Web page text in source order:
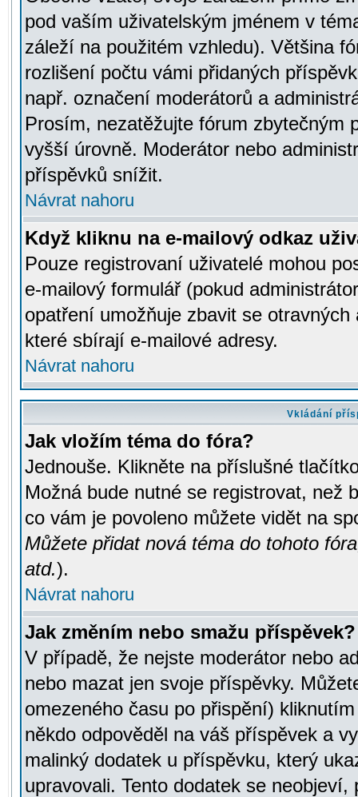
pod vaším uživatelským jménem v
záleží na použitém vzhledu). Většina
rozlišení počtu vámi přidaných
např. označení moderátorů a
Prosím, nezatěžujte fórum zbytečným
vyšší úrovně. Moderátor nebo
příspěvků snížit.
Návrat nahoru
Když kliknu na e-mailový odkaz
Pouze registrovaní uživatelé mohou
e-mailový formulář (pokud
opatření umožňuje zbavit se
které sbírají e-mailové adresy.
Návrat nahoru
Vkládání
Jak vložím téma do fóra?
Jednouše. Klikněte na příslušné
Možná bude nutné se registrovat, než
co vám je povoleno můžete vidět na
Můžete přidat nová téma do tohoto
atd.).
Návrat nahoru
Jak změním nebo smažu příspěvek?
V případě, že nejste moderátor nebo
nebo mazat jen svoje příspěvky.
omezeného času po přispění)
někdo odpověděl na váš příspěvek a
malinký dodatek u příspěvku, který
upravovali. Tento dodatek se